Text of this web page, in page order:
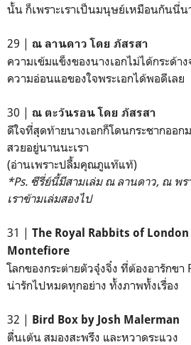
นั้น ก็เพราะเราเป็นมนุษย์เหมือนกันนี่น
29 | ณ ลานดาว โดย ภัสรสา
ความเข้มแข็งของนางเอกไม่ได้กระด้า
ความอ่อนแอของใจพระเอกได้พอดีเลย
30 | ณ ตะวันรอนโดย ภัสรสา
ดีใจที่สุดท้ายนางเอกก็โดนกระชากออก
สวยอยู่นานนะเรา
(อ่านเพราะปลื้มคุณภูแท๊แท้)
*Ps. ซีรี่ย์นี้มีสามเล่ม ณ ลานดาว, ณ พ
เราข้ามเล่มสองไป
31 | The Royal Rabbits of
Montefiore
โลกของกระต่ายตัวจุ๋งจิ๋ง ที่ต้องอารักขา
น่ารักไปหมดทุกอย่าง ทั้งภาพทั้งเรื่อง
32 | Bird Box by Josh Malerman
ตื่นเต้น สมองสะพรึง และหวาดระแวง